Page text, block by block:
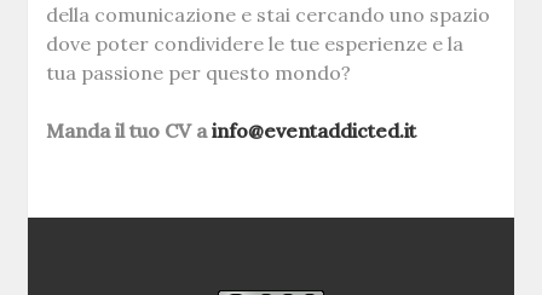
della comunicazione e stai cercando uno spazio
dove poter condividere le tue esperienze e la
tua passione per questo mondo?
Manda il tuo CV ainfo@eventaddicted.it